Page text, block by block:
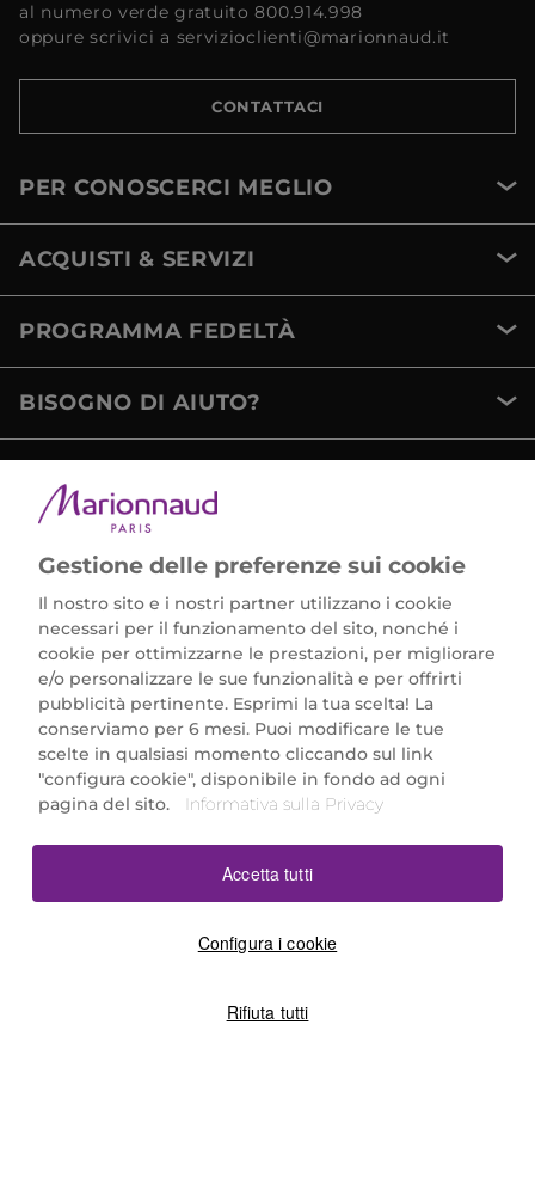
al numero verde gratuito 800.914.998
oppure scrivici a servizioclienti@marionnaud.it
CONTATTACI
PER CONOSCERCI MEGLIO
ACQUISTI & SERVIZI
PROGRAMMA FEDELTÀ
BISOGNO DI AIUTO?
Marionnaud Parfumeries Italia S.r.l.
Largo Fiera Milano 5, 20017 Rho (MI)
REA Milano 1650024 con P.IVA 13425220152.
SCARICA LA NOSTRA APP
Gestione delle preferenze sui cookie
Il nostro sito e i nostri partner utilizzano i cookie
necessari per il funzionamento del sito, nonché i
cookie per ottimizzarne le prestazioni, per migliorare
e/o personalizzare le sue funzionalità e per offrirti
pubblicità pertinente. Esprimi la tua scelta! La
conserviamo per 6 mesi. Puoi modificare le tue
scelte in qualsiasi momento cliccando sul link
"configura cookie", disponibile in fondo ad ogni
pagina del sito.
Informativa sulla Privacy
Configura i cookie
Rifiuta tutti
Accetta tutti